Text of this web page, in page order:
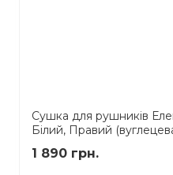
Сушка для рушників
Білий, Правий
1 890 грн.